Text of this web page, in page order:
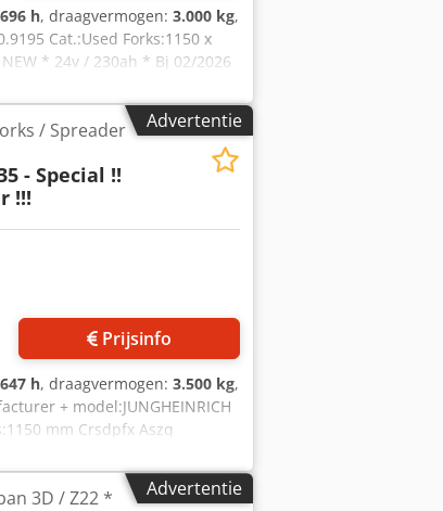
h, draagvermogen: 3.000 kg,
Cat.:Used Forks:1150 x
* 24v / 230ah * Bj 02/2026
= Ex - Tec ( 10047935 - S
( -20*C < Ta < + 40*C )
Advertentie
/ Spreader
- Special !!
!!!
Prijsinfo
h, draagvermogen: 3.500 kg,
+ model:JUNGHEINRICH
mm Crsdpfx Aszq
Options:SPECIAAL bouw
over de steunpoten 1740
Advertentie
3D / Z22 *